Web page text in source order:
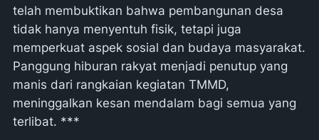
telah membuktikan bahwa pembangunan desa
tidak hanya menyentuh fisik, tetapi juga
memperkuat aspek sosial dan budaya masyarakat.
Panggung hiburan rakyat menjadi penutup yang
manis dari rangkaian kegiatan TMMD,
meninggalkan kesan mendalam bagi semua yang
terlibat. ***